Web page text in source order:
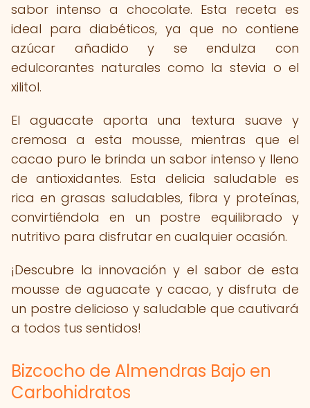
sabor intenso a chocolate. Esta receta es
ideal para diabéticos, ya que no contiene
azúcar añadido y se endulza con
edulcorantes naturales como la stevia o el
xilitol.
El aguacate aporta una textura suave y
cremosa a esta mousse, mientras que el
cacao puro le brinda un sabor intenso y lleno
de antioxidantes. Esta delicia saludable es
rica en grasas saludables, fibra y proteínas,
convirtiéndola en un postre equilibrado y
nutritivo para disfrutar en cualquier ocasión.
¡Descubre la innovación y el sabor de esta
mousse de aguacate y cacao, y disfruta de
un postre delicioso y saludable que cautivará
a todos tus sentidos!
Bizcocho de Almendras Bajo en
Carbohidratos